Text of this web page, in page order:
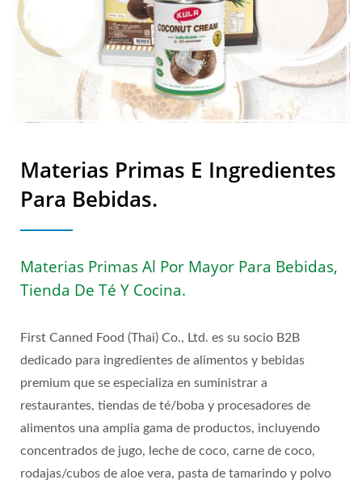
Materias Primas E Ingredientes
Para Bebidas.
Materias Primas Al Por Mayor Para Bebidas,
Tienda De Té Y Cocina.
First Canned Food (Thai) Co., Ltd. es su socio B2B
dedicado para ingredientes de alimentos y bebidas
premium que se especializa en suministrar a
restaurantes, tiendas de té/boba y procesadores de
alimentos una amplia gama de productos, incluyendo
concentrados de jugo, leche de coco, carne de coco,
rodajas/cubos de aloe vera, pasta de tamarindo y polvo